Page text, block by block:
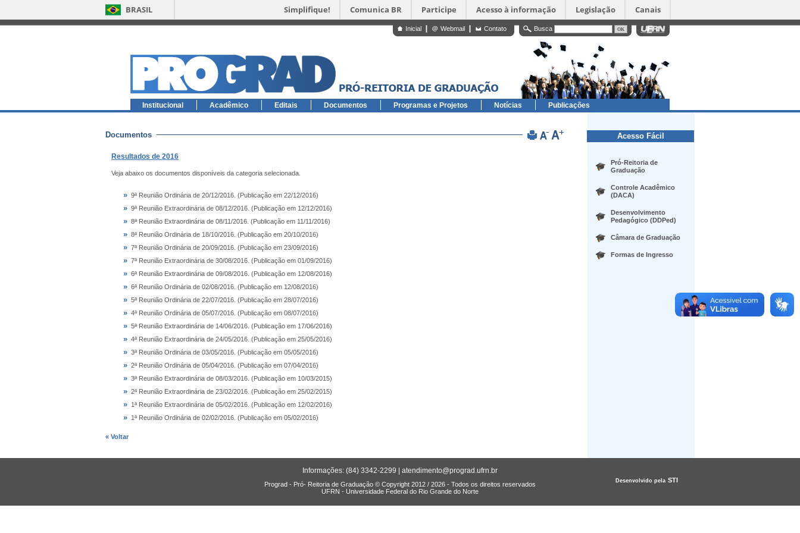
BRASIL Simplifique! Comunica BR Participe Acesso à informação Legislação Canais
Busca
Inicial Webmail Contato
Institucional Acadêmico Editais Documentos Programas e Projetos Notícias Publicações
Documentos
Resultados de 2016
Veja abaixo os documentos disponíveis da categoria selecionada.
» 9ª Reunião Ordinária de 20/12/2016. (Publicação em 22/12/2016)
» 9ª Reunião Extraordinária de 08/12/2016. (Publicação em 12/12/2016)
» 8ª Reunião Extraordinária de 08/11/2016. (Publicação em 11/11/2016)
» 8ª Reunião Ordinária de 18/10/2016. (Publicação em 20/10/2016)
» 7ª Reunião Ordinária de 20/09/2016. (Publicação em 23/09/2016)
» 7ª Reunião Extraordinária de 30/08/2016. (Publicação em 01/09/2016)
» 6ª Reunião Extraordinária de 09/08/2016. (Publicação em 12/08/2016)
» 6ª Reunião Ordinária de 02/08/2016. (Publicação em 12/08/2016)
» 5ª Reunião Ordinária de 22/07/2016. (Publicação em 28/07/2016)
» 4ª Reunião Ordinária de 05/07/2016. (Publicação em 08/07/2016)
» 5ª Reunião Extraordinária de 14/06/2016. (Publicação em 17/06/2016)
» 4ª Reunião Extraordinária de 24/05/2016. (Publicação em 25/05/2016)
» 3ª Reunião Ordinária de 03/05/2016. (Publicação em 05/05/2016)
» 2ª Reunião Ordinária de 05/04/2016. (Publicação em 07/04/2016)
» 3ª Reunião Extraordinária de 08/03/2016. (Publicação em 10/03/2015)
» 2ª Reunião Extraordinária de 23/02/2016. (Publicação em 25/02/2015)
» 1ª Reunião Extraordinária de 05/02/2016. (Publicação em 12/02/2016)
» 1ª Reunião Ordinária de 02/02/2016. (Publicação em 05/02/2016)
« Voltar
Acesso Fácil
Pró-Reitoria de
Graduação
Controle Acadêmico
(DACA)
Desenvolvimento
Pedagógico (DDPed)
Câmara de Graduação
Formas de Ingresso
Informações: (84) 3342-2299 | atendimento@prograd.ufrn.br
Prograd - Pró- Reitoria de Graduação © Copyright 2012 / 2026 - Todos os direitos reservados
UFRN - Universidade Federal do Rio Grande do Norte
Desenvolvido pela STI